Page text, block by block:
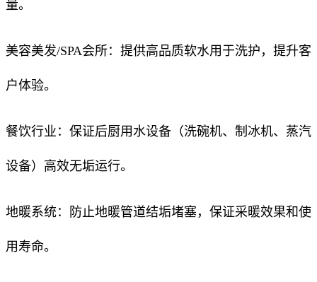
量。
美容美发/SPA会所：提供高品质软水用于洗护，提升客
户体验。
餐饮行业：保证后厨用水设备（洗碗机、制冰机、蒸汽
设备）高效无垢运行。
地暖系统：防止地暖管道结垢堵塞，保证采暖效果和使
用寿命。